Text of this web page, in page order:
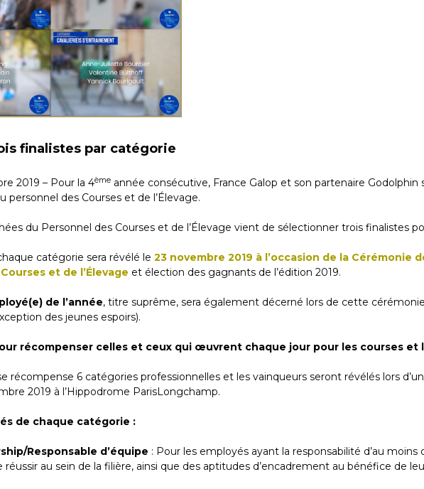
finalistes par catégorie
2019 – Pour la 4ème année consécutive, France Galop et son partenaire Godolphin
personnel des Courses et de l’Élevage.
du Personnel des Courses et de l’Élevage vient de sélectionner trois finalistes
catégorie sera révélé le 23 novembre 2019 à l’occasion de la Cérémonie
et de l’Élevage et élection des gagnants de l’édition 2019.
de l’année, titre suprême, sera également décerné lors de cette
des jeunes espoirs).
récompenser celles et ceux qui œuvrent chaque jour pour les courses et
récompense 6 catégories professionnelles et les vainqueurs seront révélés lors
2019 à l’Hippodrome ParisLongchamp.
de chaque catégorie :
Responsable d’équipe : Pour les employés ayant la responsabilité d’au
réussir au sein de la filière, ainsi que des aptitudes d’encadrement au bénéfice de